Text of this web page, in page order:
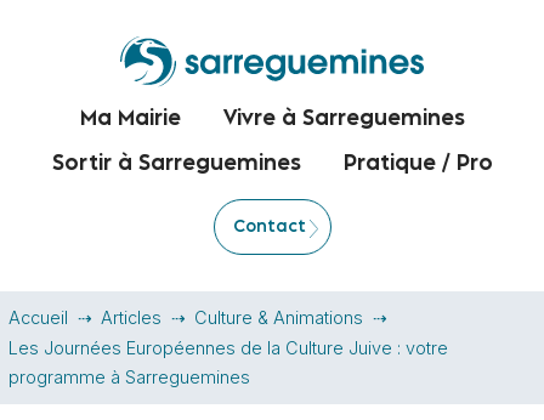
Ma Mairie Vivre à Sarreguemines
Sortir à Sarreguemines Pratique / Pro
Contact
Accueil Articles
Culture & Animations
Les Journées Européennes de la Culture Juive : votre
programme à Sarreguemines